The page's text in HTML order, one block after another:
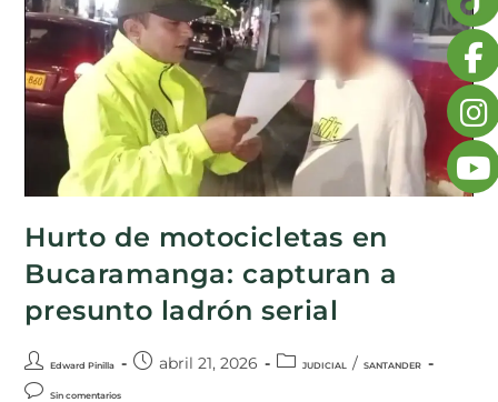
Hurto de motocicletas en
Bucaramanga: capturan a
presunto ladrón serial
Edward Pinilla abril 21, 2026 JUDICIAL / SANTANDER
Sin comentarios